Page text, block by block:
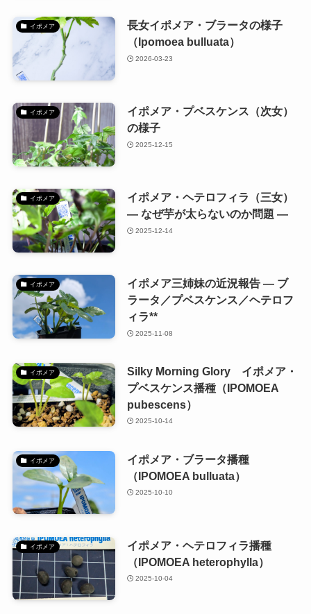
イポメア
長女イポメア・ブラータの様子
（Ipomoea bulluata）
2026-03-23
イポメア
イポメア・プベスケンス（次女）
の様子
2025-12-15
イポメア
イポメア・ヘテロフィラ（三女）
― なぜ芋が太らないのか問題 ―
2025-12-14
イポメア
イポメア三姉妹の近況報告 — ブ
ラータ／プベスケンス／ヘテロフ
ィラ**
2025-11-08
イポメア
Silky Morning Glory イポメア・
プベスケンス播種（IPOMOEA
pubescens）
2025-10-14
イポメア
イポメア・ブラータ播種
（IPOMOEA bulluata）
2025-10-10
イポメア
イポメア・ヘテロフィラ播種
（IPOMOEA heterophylla）
2025-10-04